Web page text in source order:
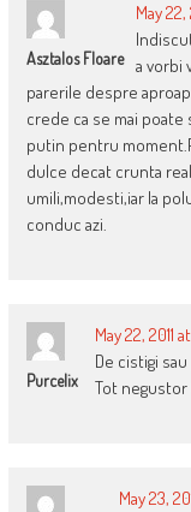
Asztalos Floare
May 22,
a vorbi
parerile despre
crede ca se mai
putin pentru
dulce decat crunta
umili,modesti,iar la
conduc azi.
Purcelix
May 22, 2011
De cistigi
Tot
May 23,